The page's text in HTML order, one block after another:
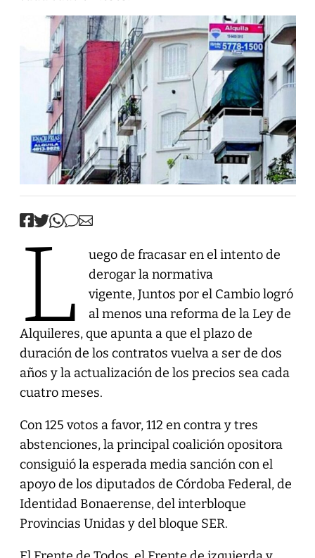
L
uego de fracasar en el intento de
derogar la normativa
vigente, Juntos por el Cambio logró
al menos una reforma de la Ley de
Alquileres, que apunta a que el plazo de
duración de los contratos vuelva a ser de dos
años y la actualización de los precios sea cada
cuatro meses.
Con 125 votos a favor, 112 en contra y tres
abstenciones, la principal coalición opositora
consiguió la esperada media sanción con el
apoyo de los diputados de Córdoba Federal, de
Identidad Bonaerense, del interbloque
Provincias Unidas y del bloque SER.